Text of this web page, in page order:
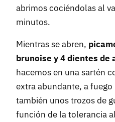
abrimos cociéndolas al
minutos.
Mientras se abren,
brunoise y 4 dientes de
hacemos en una sartén
extra abundante, a
también unos trozos de
función de la tolerancia